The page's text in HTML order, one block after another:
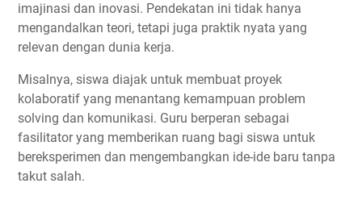
imajinasi dan inovasi. Pendekatan ini tidak hanya
mengandalkan teori, tetapi juga praktik nyata yang
relevan dengan dunia kerja.
Misalnya, siswa diajak untuk membuat proyek
kolaboratif yang menantang kemampuan problem
solving dan komunikasi. Guru berperan sebagai
fasilitator yang memberikan ruang bagi siswa untuk
bereksperimen dan mengembangkan ide-ide baru tanpa
takut salah.